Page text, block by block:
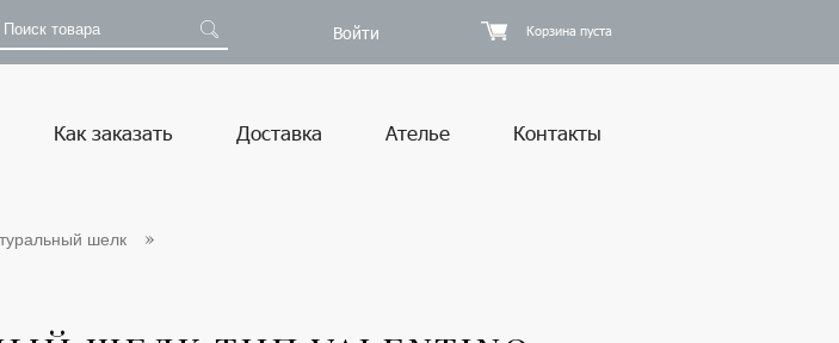
Войти Корзина пуста
Как заказать Доставка Ателье Контакты
шелк